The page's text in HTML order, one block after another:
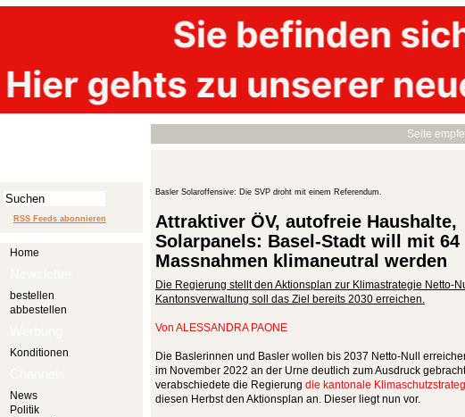
RSS Feeds abonnieren
Home
bestellen
abbestellen
Konditionen
News
Politik
Seite
Basler Solaroffensive: Die SVP droht mit einem Referendum.
Attraktiver ÖV, autofreie Haushalte,
Solarpanels: Basel-Stadt will mit 64
Massnahmen klimaneutral werden
Die Regierung stellt den Aktionsplan zur Klimastrategie Netto-
Kantonsverwaltung soll das Ziel bereits 2030 erreichen.
Von ALESSANDRA PAONE
Die Baslerinnen und Basler wollen bis 2037 Netto-Null
im November 2022 an der Urne deutlich zum Ausdruck
verabschiedete die Regierung die kantonale
diesen Herbst den Aktionsplan an. Dieser liegt nun vor.